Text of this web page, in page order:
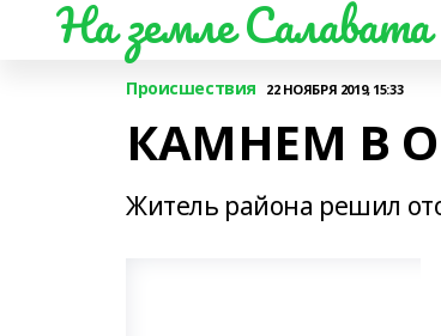
На земле Салавата
Происшествия 22 НОЯБРЯ 2019, 15:33
КАМНЕМ В
Житель района решил